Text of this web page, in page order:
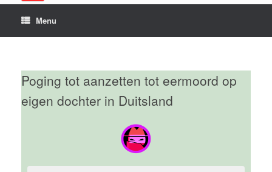
Menu
Poging tot aanzetten tot eermoord op
eigen dochter in Duitsland